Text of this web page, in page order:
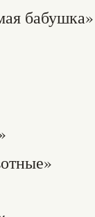
бабушка»